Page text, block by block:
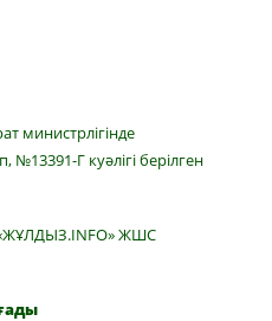
министрлігінде
№13391-Г куәлігі берілген
ЖШС